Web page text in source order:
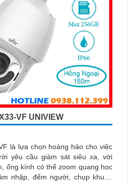
VF UNIVIEW
là lựa chọn hoàng hảo cho việc
yêu cầu giám sát siêu xa, với
ống kính có thể zoom quang học
nhập, đếm người, chụp khuôn